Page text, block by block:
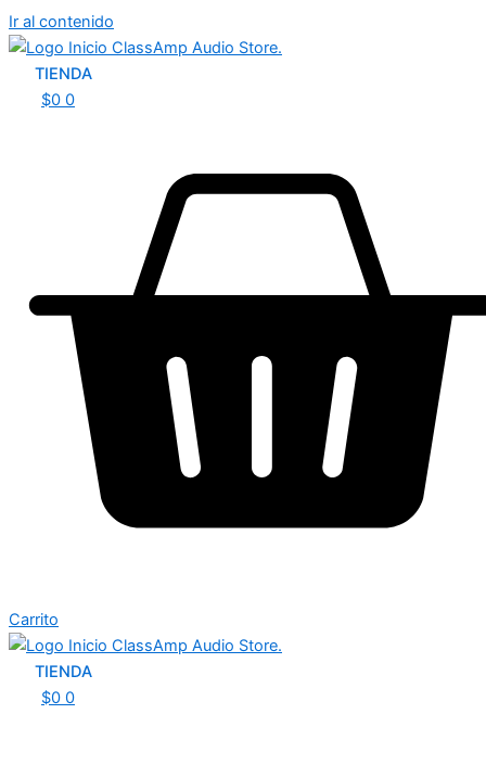
Ir al contenido
TIENDA
$0 0
Carrito
TIENDA
$0 0